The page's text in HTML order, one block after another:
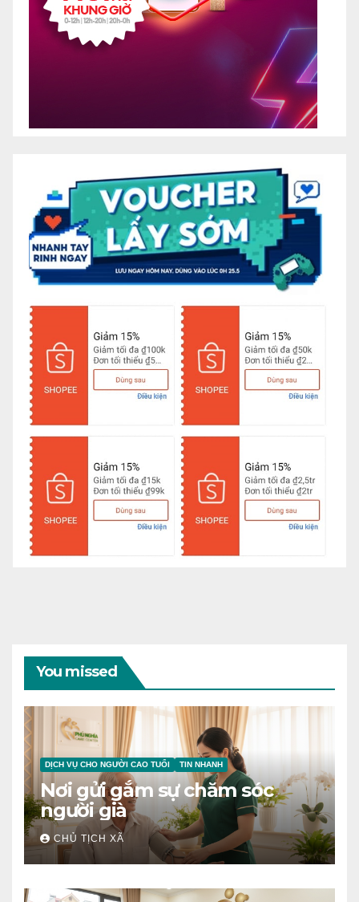
You missed
DỊCH VỤ CHO NGƯỜI CAO TUỔI TIN NHANH
Nơi gửi gắm sự chăm sóc
người già
CHỦ TỊCH XÃ